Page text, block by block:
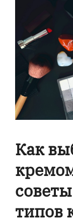
Как
типов